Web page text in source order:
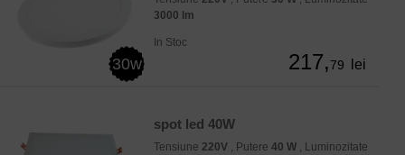
30w
3000 lm
In Stoc
217,79 lei
spot led 40W
Tensiune 220V , Putere 40 W , Luminozitate